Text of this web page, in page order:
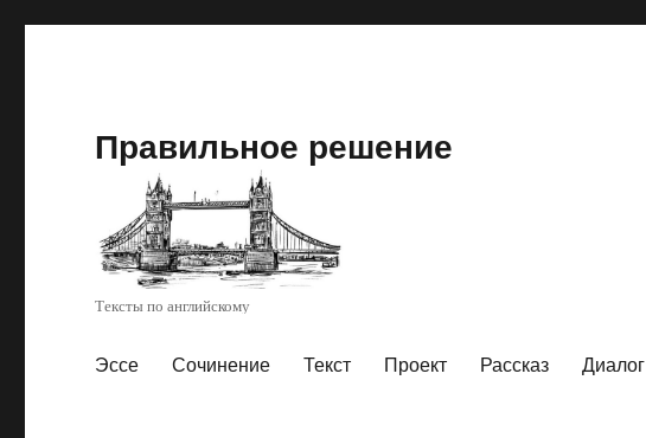
Правильное решение
Тексты по английскому
Эссе Сочинение Текст Проект Рассказ Диалог